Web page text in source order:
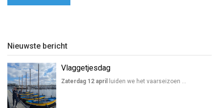
Nieuwste bericht
Vlaggetjesdag
Zaterdag 12 april luiden we het vaarseizoen …